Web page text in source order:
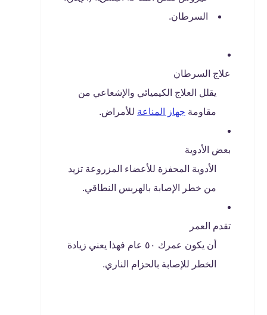
السرطان.
علاج السرطان
يقلل العلاج الكيميائي والإشعاعي من
مقاومة جهاز المناعة للأمراض.
بعض الأدوية
الأدوية المحفزة للأعضاء المزروعة تزيد
من خطر الإصابة بالهربس النطاقي.
تقدم العمر
أن يكون عمرك ٥٠ عام فهذا يعني زيادة
الخطر للإصابة بالحزام الناري.